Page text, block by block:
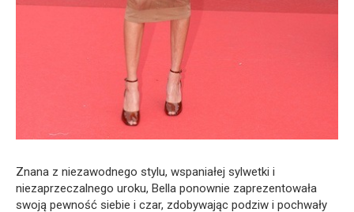
Znana z niezawodnego stylu, wspaniałej sylwetki i
niezaprzeczalnego uroku, Bella ponownie zaprezentowała
swoją pewność siebie i czar, zdobywając podziw i pochwały